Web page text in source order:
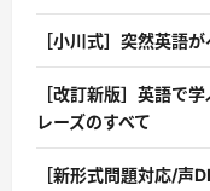
［小川式］突然英語
［改訂新版］英語で
レーズのすべて
［新形式問題対応/声